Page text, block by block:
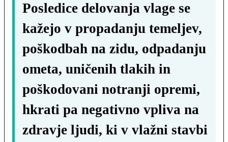
Posledice delovanja vlage se
kažejo v propadanju temeljev,
poškodbah na zidu, odpadanju
ometa, uničenih tlakih in
poškodovani notranji opremi,
hkrati pa negativno vpliva na
zdravje ljudi, ki v vlažni stavbi